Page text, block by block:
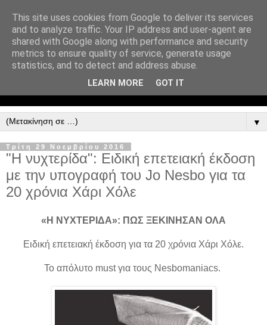
▼
Τρίτη 29 Νοεμβρίου 2016
"Η νυχτερίδα": Ειδική επετειακή έκδοση
με την υπογραφή του Jo Nesbo για τα
20 χρόνια Χάρι Χόλε
«Η ΝΥΧΤΕΡΙΔΑ»: ΠΩΣ ΞΕΚΙΝΗΣΑΝ ΟΛΑ
Ειδική επετειακή έκδοση για τα 20 χρόνια Χάρι Χόλε.
Το απόλυτο must για τους Nesbomaniacs.
This site uses cookies from Google to deliver its services
and to analyze traffic. Your IP address and user-agent are
shared with Google along with performance and security
metrics to ensure quality of service, generate usage
statistics, and to detect and address abuse.
LEARN MORE GOT IT